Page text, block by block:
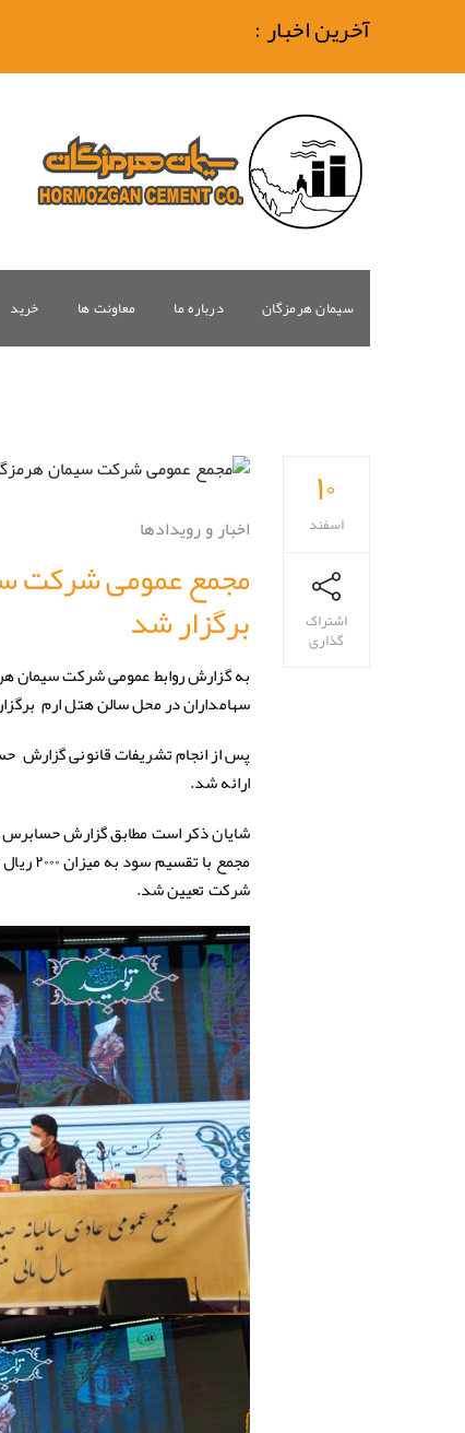
آخرین اخبار :
خرید معاونت ها درباره ما سیمان هرمزگان
۱۰
اسفند
اشتراک
گذاری
اخبار و رویدادها
برگزار شد
سهامداران در محل سالن هتل ارم
ارائه شد.
شایان ذکر است مطابق گزارش
مجمع
شرکت تعیین شد.